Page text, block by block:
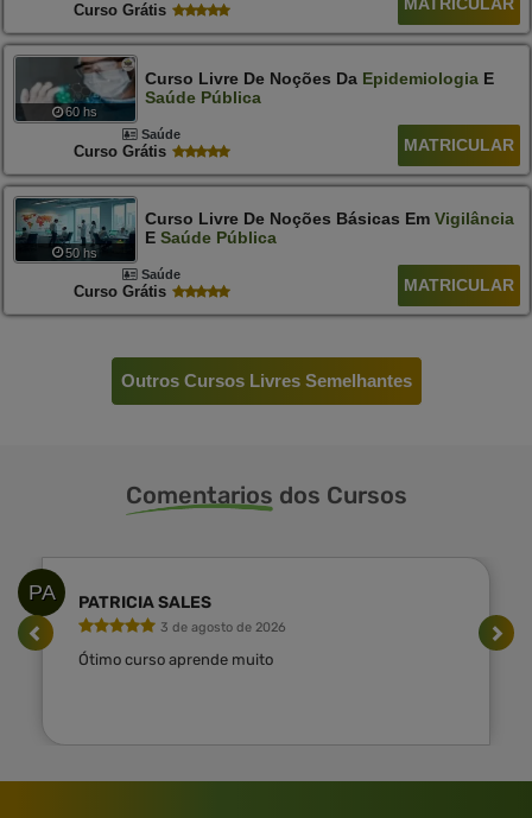
Curso Grátis MATRICULAR
60 hs
Curso Livre De Noções Da EpidemiologiaE
Saúde Pública
Saúde
Curso Grátis MATRICULAR
50 hs
Curso Livre De Noções Básicas Em Vigilância
E Saúde Pública
Saúde
Curso Grátis MATRICULAR
Outros Cursos Livres Semelhantes
Comentarios dos Cursos
PA PATRICIA SALES
3 de agosto de 2026
Ótimo curso aprende muito